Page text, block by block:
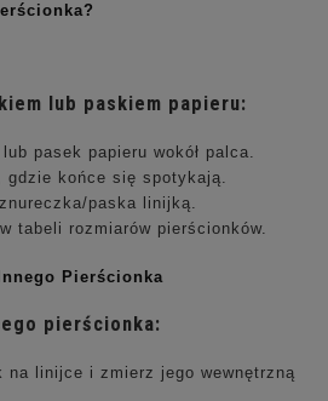
lub paskiem papieru:
pasek papieru wokół palca.
gdzie końce się spotykają.
paska linijką.
tabeli rozmiarów pierścionków.
Pierścionka
pierścionka:
na linijce i zmierz jego wewnętrzną